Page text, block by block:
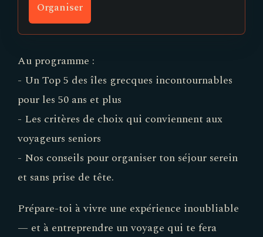
Organiser
Au programme :
- Un Top 5 des îles grecques incontournables
pour les 50 ans et plus
- Les critères de choix qui conviennent aux
voyageurs seniors
- Nos conseils pour organiser ton séjour serein
et sans prise de tête.
Prépare-toi à vivre une expérience inoubliable
— et à entreprendre un voyage qui te fera